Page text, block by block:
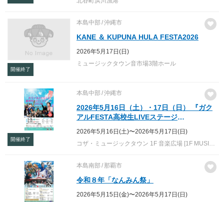
開催終了
本島中部 沖縄市
KANE ＆ KUPUNA HULA FESTA2026
2026年5月17日(日)
ミュージックタウン音市場3階ホール
開催終了
本島中部 沖縄市
2026年5月16日（土）・17日（日） 『ガク
アルFESTA高校生LIVEステージ
援：沖縄県・沖縄県教育委員会・沖縄市）
コザミュージックタウン１F音楽広場（無
2026年5月16日(土)〜2026年5月17日(日)
コザ・ミュージックタウン 1F 音楽広場 [1F MUSIC PLAZA]
本島南部 那覇市
令和８年「なんみん祭」
2026年5月15日(金)〜2026年5月17日(日)